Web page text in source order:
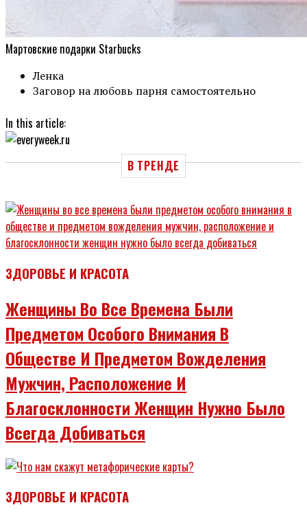
Мартовские подарки Starbucks
Ленка
Заговор на любовь парня самостоятельно
In this article:
В ТРЕНДЕ
ЗДОРОВЬЕ И КРАСОТА
Женщины Во Все Времена Были
Предметом Особого Внимания В
Обществе И Предметом Вожделения
Мужчин, Расположение И
Благосклонности Женщин Нужно Было
Всегда Добиваться
ЗДОРОВЬЕ И КРАСОТА